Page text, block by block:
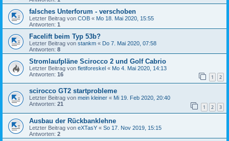
falsches Unterforum - verschoben
Letzter Beitrag von COB « Mo 18. Mai 2020, 15:55
Antworten: 1
Facelift beim Typ 53b?
Letzter Beitrag von stankm « Do 7. Mai 2020, 07:58
Antworten: 8
Stromlaufpläne Scirocco 2 und Golf Cabrio
Letzter Beitrag von fletiforeskel « Mo 4. Mai 2020, 14:13
Antworten: 16 1 2
scirocco GT2 startprobleme
Letzter Beitrag von mein kleiner « Mi 19. Feb 2020, 20:40
Antworten: 21 1 2 3
Ausbau der Rückbanklehne
Letzter Beitrag von eXTasY « So 17. Nov 2019, 15:15
Antworten: 2